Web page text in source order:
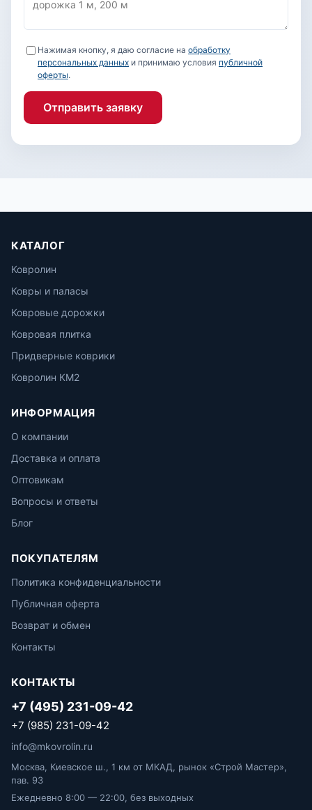
Нажимая кнопку, я даю согласие на обработку
персональных данных и принимаю условия публичной
оферты.
Отправить заявку
КАТАЛОГ
Ковролин
Ковры и паласы
Ковровые дорожки
Ковровая плитка
Придверные коврики
Ковролин КМ2
ИНФОРМАЦИЯ
О компании
Доставка и оплата
Оптовикам
Вопросы и ответы
Блог
ПОКУПАТЕЛЯМ
Политика конфиденциальности
Публичная оферта
Возврат и обмен
Контакты
КОНТАКТЫ
+7 (495) 231-09-42
+7 (985) 231-09-42
info@mkovrolin.ru
Москва, Киевское ш., 1 км от МКАД, рынок «Строй Мастер»,
пав. 93
Ежедневно 8:00 — 22:00, без выходных